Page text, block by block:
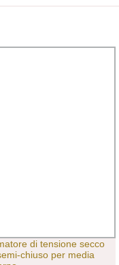
di tensione secco
chiuso per media